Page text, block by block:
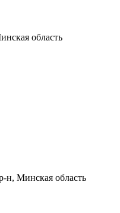
область
н, Минская область